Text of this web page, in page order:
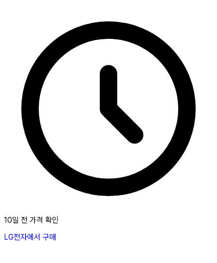
10일 전 가격 확인
LG전자에서 구매